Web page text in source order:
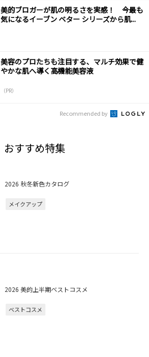
美的ブロガーが肌の明るさを実感！ 今最も
気になるイーブン ベター シリーズから肌...
美容のプロたちも注目する、マルチ効果で健
やかな肌へ導く高機能美容液
（PR）
Recommended by
おすすめ特集
2026 秋冬新色カタログ
メイクアップ
2026 美的上半期ベストコスメ
ベストコスメ